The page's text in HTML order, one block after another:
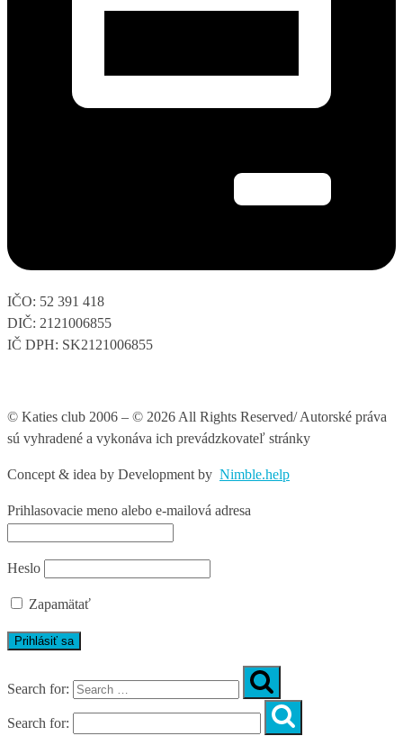
IČO: 52 391 418
DIČ: 2121006855
IČ DPH: SK2121006855
© Katies club 2006 – © 2026 All Rights Reserved/ Autorské práva
sú vyhradené a vykonáva ich prevádzkovateľ stránky
Concept & idea by Development by Nimble.help
Prihlasovacie meno alebo e-mailová adresa
Heslo
Zapamätať
Search for:
Search for: